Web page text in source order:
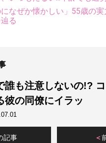
なぜか懐かしい」55歳の
る
誰も注意しないの!?
彼の同僚にイラッ
記事